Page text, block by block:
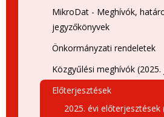
MikroDat - Meghívók,
jegyzőkönyvek
Önkormányzati rendeletek
Közgyűlési meghívók (2025.
Előterjesztések
2025. évi előterjesztések